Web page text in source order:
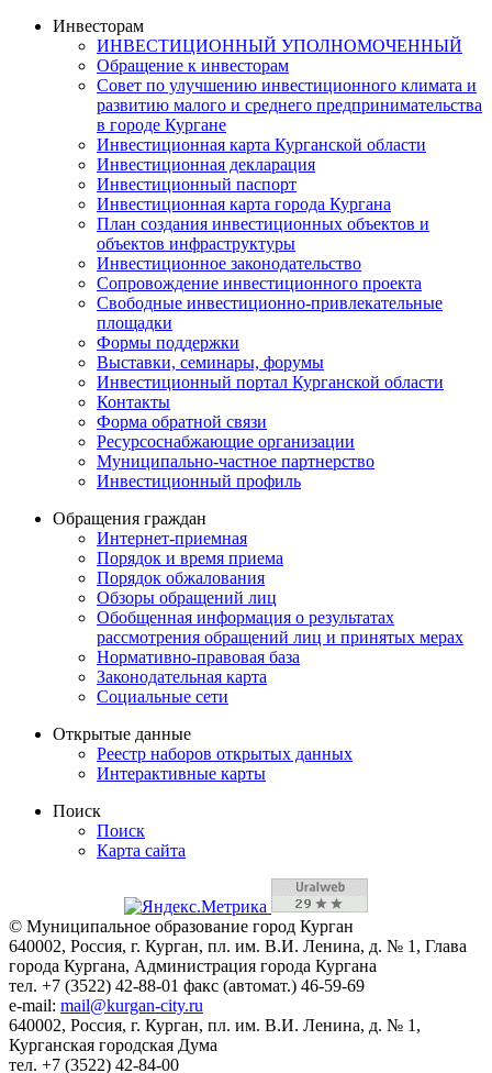
Инвесторам
ИНВЕСТИЦИОННЫЙ УПОЛНОМОЧЕННЫЙ
Обращение к инвесторам
Совет по улучшению инвестиционного климата и
развитию малого и среднего предпринимательства
в городе Кургане
Инвестиционная карта Курганской области
Инвестиционная декларация
Инвестиционный паспорт
Инвестиционная карта города Кургана
План создания инвестиционных объектов и
объектов инфраструктуры
Инвестиционное законодательство
Сопровождение инвестиционного проекта
Свободные инвестиционно-привлекательные
площадки
Формы поддержки
Выставки, семинары, форумы
Инвестиционный портал Курганской области
Контакты
Форма обратной связи
Ресурсоснабжающие организации
Муниципально-частное партнерство
Инвестиционный профиль
Обращения граждан
Интернет-приемная
Порядок и время приема
Порядок обжалования
Обзоры обращений лиц
Обобщенная информация о результатах
рассмотрения обращений лиц и принятых мерах
Нормативно-правовая база
Законодательная карта
Социальные сети
Открытые данные
Реестр наборов открытых данных
Интерактивные карты
Поиск
Поиск
Карта сайта
© Муниципальное образование город Курган
640002, Россия, г. Курган, пл. им. В.И. Ленина, д. № 1, Глава
города Кургана, Администрация города Кургана
тел. +7 (3522) 42-88-01 факс (автомат.) 46-59-69
e-mail: mail@kurgan-city.ru
640002, Россия, г. Курган, пл. им. В.И. Ленина, д. № 1,
Курганская городская Дума
тел. +7 (3522) 42-84-00